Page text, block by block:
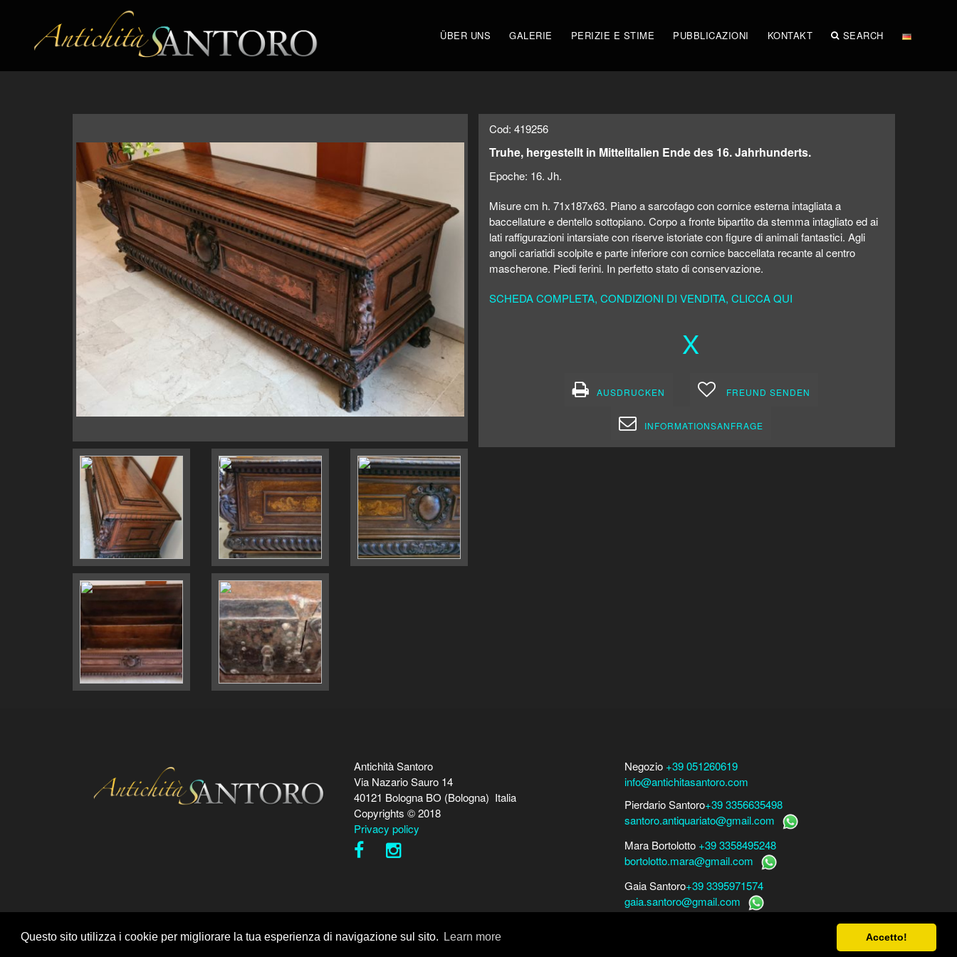
Questo sito utilizza i cookie per migliorare la tua esperienza di navigazione sul sito. Learn more Accetto!
ÜBER UNS GALERIE PERIZIE E STIME PUBBLICAZIONI KONTAKT SEARCH
Cod: 419256
Truhe, hergestellt in Mittelitalien Ende des 16. Jahrhunderts.
Epoche: 16. Jh.
Misure cm h. 71x187x63. Piano a sarcofago con cornice esterna intagliata a
baccellature e dentello sottopiano. Corpo a fronte bipartito da stemma intagliato ed ai
lati raffigurazioni intarsiate con riserve istoriate con figure di animali fantastici. Agli
angoli cariatidi scolpite e parte inferiore con cornice baccellata recante al centro
mascherone. Piedi ferini. In perfetto stato di conservazione.
SCHEDA COMPLETA, CONDIZIONI DI VENDITA, CLICCA QUI
X
AUSDRUCKEN FREUND SENDEN
INFORMATIONSANFRAGE
Antichità Santoro
Via Nazario Sauro 14
40121 Bologna BO (Bologna) Italia
Copyrights © 2018
Privacy policy
Negozio +39 051260619
info@antichitasantoro.com
Pierdario Santoro+39 3356635498
santoro.antiquariato@gmail.com
Mara Bortolotto +39 3358495248
bortolotto.mara@gmail.com
Gaia Santoro+39 3395971574
gaia.santoro@gmail.com